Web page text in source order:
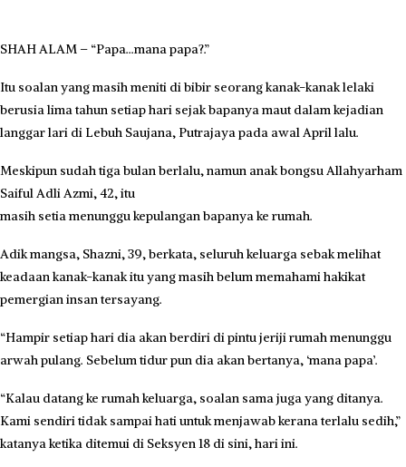
SHAH ALAM – “Papa…mana papa?.”
Itu soalan yang masih meniti di bibir seorang kanak-kanak lelaki
berusia lima tahun setiap hari sejak bapanya maut dalam kejadian
langgar lari di Lebuh Saujana, Putrajaya pada awal April lalu.
Meskipun sudah tiga bulan berlalu, namun anak bongsu Allahyarham
Saiful Adli Azmi, 42, itu
masih setia menunggu kepulangan bapanya ke rumah.
Adik mangsa, Shazni, 39, berkata, seluruh keluarga sebak melihat
keadaan kanak-kanak itu yang masih belum memahami hakikat
pemergian insan tersayang.
“Hampir setiap hari dia akan berdiri di pintu jeriji rumah menunggu
arwah pulang. Sebelum tidur pun dia akan bertanya, ‘mana papa’.
“Kalau datang ke rumah keluarga, soalan sama juga yang ditanya.
Kami sendiri tidak sampai hati untuk menjawab kerana terlalu sedih,”
katanya ketika ditemui di Seksyen 18 di sini, hari ini.